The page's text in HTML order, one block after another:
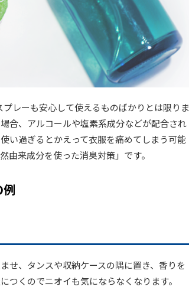
レーも安心して使えるものばかりとは限りま
合、アルコールや塩素系成分などが配合され
い過ぎるとかえって衣服を痛めてしまう可能
由来成分を使った消臭対策」です。
せ、タンスや収納ケースの隅に置き、香りを
つくのでニオイも気にならなくなります。